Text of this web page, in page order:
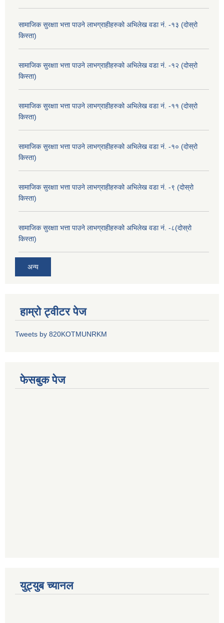
सामाजिक सुरक्षाा भत्ता पाउने लाभग्राहीहरुको अभिलेख वडा नं. -१३ (दोस्रो
किस्ता)
सामाजिक सुरक्षाा भत्ता पाउने लाभग्राहीहरुको अभिलेख वडा नं. -१२ (दोस्रो
किस्ता)
सामाजिक सुरक्षाा भत्ता पाउने लाभग्राहीहरुको अभिलेख वडा नं. -११ (दोस्रो
किस्ता)
सामाजिक सुरक्षाा भत्ता पाउने लाभग्राहीहरुको अभिलेख वडा नं. -१० (दोस्रो
किस्ता)
सामाजिक सुरक्षाा भत्ता पाउने लाभग्राहीहरुको अभिलेख वडा नं. -९ (दोस्रो
किस्ता)
सामाजिक सुरक्षाा भत्ता पाउने लाभग्राहीहरुको अभिलेख वडा नं. -८(दोस्रो
किस्ता)
अन्य
हाम्रो ट्वीटर पेज
Tweets by 820KOTMUNRKM
फेसबुक पेज
युट्युब च्यानल